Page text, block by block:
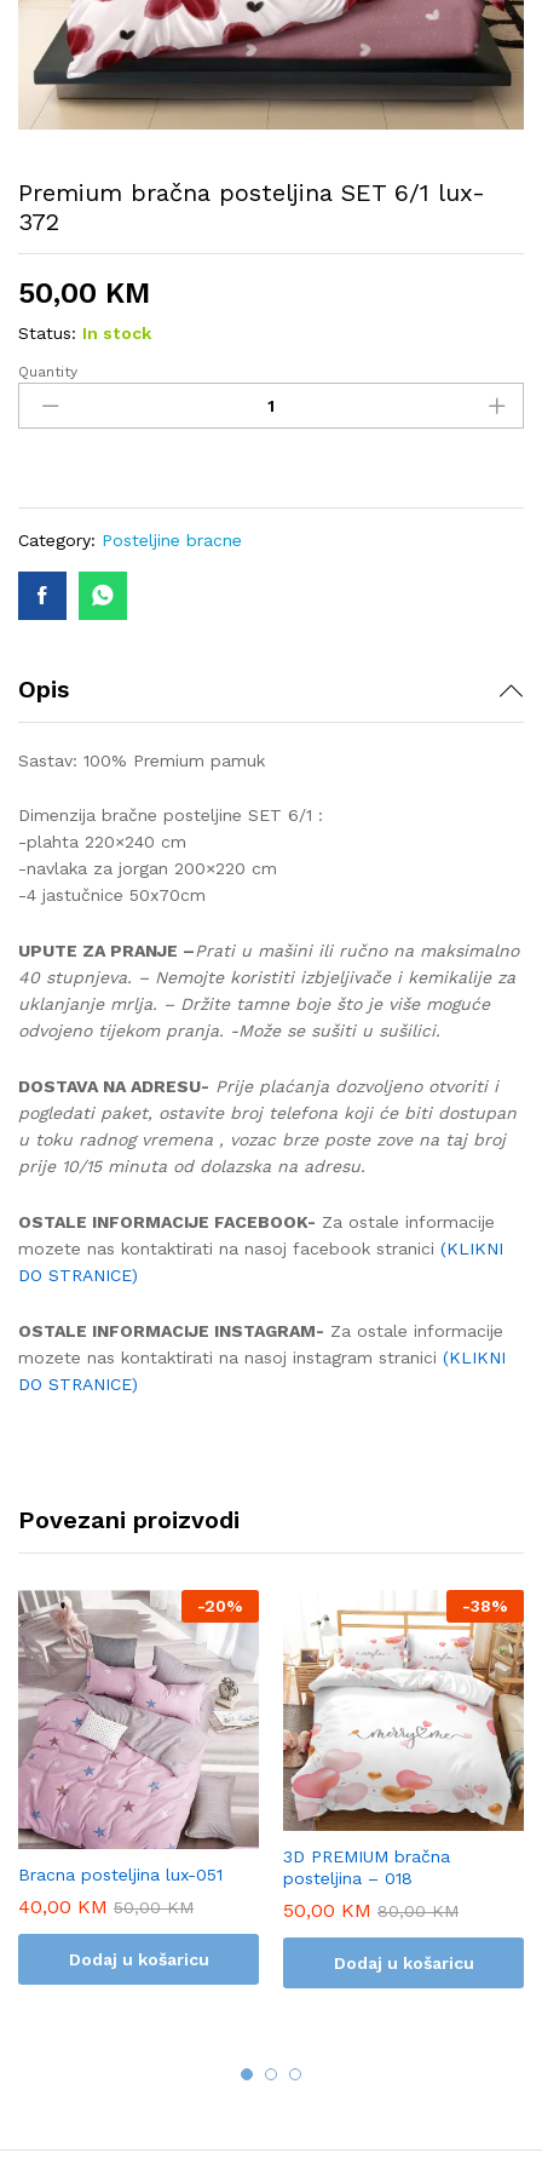
Premium bračna posteljina SET 6/1 lux-
372
50,00 KM
Status: In stock
Premium
bračna
posteljina
lux-
372
Quantity
Category: Posteljine bracne
Opis
Sastav: 100% Premium pamuk
Dimenzija bračne posteljine SET 6/1 :
-plahta 220×240 cm
-navlaka za jorgan 200×220 cm
-4 jastučnice 50x70cm
UPUTE ZA PRANJE –Prati u mašini ili ručno na maksimalno
40 stupnjeva. – Nemojte koristiti izbjeljivače i kemikalije za
uklanjanje mrlja. – Držite tamne boje što je više moguće
odvojeno tijekom pranja. -Može se sušiti u sušilici.
DOSTAVA NA ADRESU- Prije plaćanja dozvoljeno otvoriti i
pogledati paket, ostavite broj telefona koji će biti dostupan
u toku radnog vremena , vozac brze poste zove na taj broj
prije 10/15 minuta od dolazska na adresu.
OSTALE INFORMACIJE FACEBOOK- Za ostale informacije
mozete nas kontaktirati na nasoj facebook stranici (KLIKNI
DO STRANICE)
OSTALE INFORMACIJE INSTAGRAM- Za ostale informacije
mozete nas kontaktirati na nasoj instagram stranici (KLIKNI
DO STRANICE)
Povezani proizvodi
-20%
Bracna posteljina lux-051
40,00 KM 50,00KM
Dodaj u košaricu
-38%
3D PREMIUM bračna
posteljina – 018
50,00 KM 80,00KM
Dodaj u košaricu